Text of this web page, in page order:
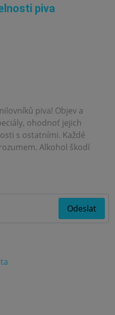
piva
piva! Objev a
ohodnoť jejich
s ostatními. Každé
Alkohol škodí